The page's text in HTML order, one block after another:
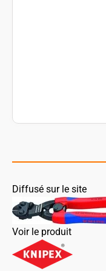
Diffusé sur le site
Voir le produit